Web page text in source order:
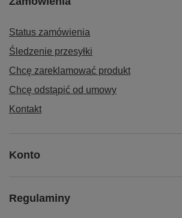
Status zamówienia
Śledzenie przesyłki
Chcę zareklamować produkt
Chcę odstąpić od umowy
Kontakt
Konto
Regulaminy